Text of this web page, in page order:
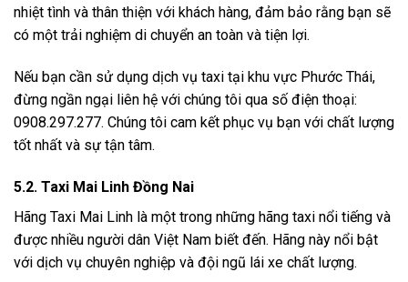
nhiệt tình và thân thiện với khách hàng, đảm bảo rằng bạn sẽ
có một trải nghiệm di chuyển an toàn và tiện lợi.
Nếu bạn cần sử dụng dịch vụ taxi tại khu vực Phước Thái,
đừng ngần ngại liên hệ với chúng tôi qua số điện thoại:
0908.297.277. Chúng tôi cam kết phục vụ bạn với chất lượng
tốt nhất và sự tận tâm.
5.2. Taxi Mai Linh Đồng Nai
Hãng Taxi Mai Linh là một trong những hãng taxi nổi tiếng và
được nhiều người dân Việt Nam biết đến. Hãng này nổi bật
với dịch vụ chuyên nghiệp và đội ngũ lái xe chất lượng.